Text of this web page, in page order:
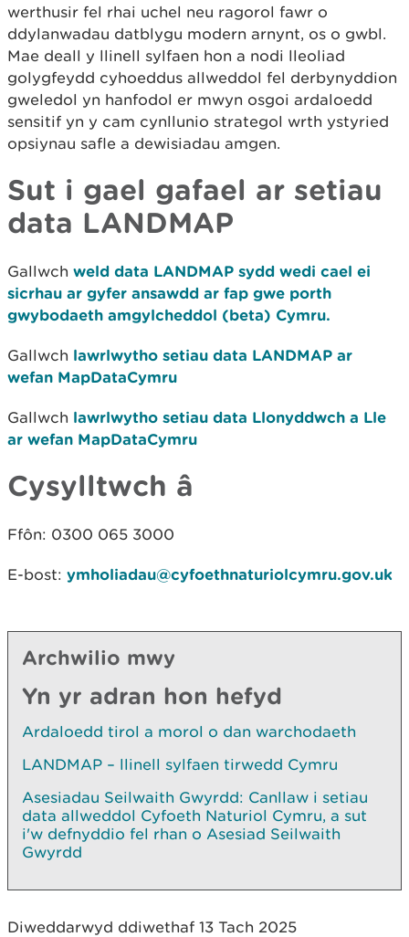
werthusir fel rhai uchel neu ragorol fawr o
ddylanwadau datblygu modern arnynt, os o gwbl.
Mae deall y llinell sylfaen hon a nodi lleoliad
golygfeydd cyhoeddus allweddol fel derbynyddion
gweledol yn hanfodol er mwyn osgoi ardaloedd
sensitif yn y cam cynllunio strategol wrth ystyried
opsiynau safle a dewisiadau amgen.
Sut i gael gafael ar setiau
data LANDMAP
Gallwch weld data LANDMAP sydd wedi cael ei
sicrhau ar gyfer ansawdd ar fap gwe porth
gwybodaeth amgylcheddol (beta) Cymru.
Gallwch lawrlwytho setiau data LANDMAP ar
wefan MapDataCymru
Gallwch lawrlwytho setiau data Llonyddwch a Lle
ar wefan MapDataCymru
Cysylltwch â
Ffôn: 0300 065 3000
E-bost: ymholiadau@cyfoethnaturiolcymru.gov.uk
Archwilio mwy
Yn yr adran hon hefyd
Ardaloedd tirol a morol o dan warchodaeth
LANDMAP – llinell sylfaen tirwedd Cymru
Asesiadau Seilwaith Gwyrdd: Canllaw i setiau
data allweddol Cyfoeth Naturiol Cymru, a sut
i'w defnyddio fel rhan o Asesiad Seilwaith
Gwyrdd
Diweddarwyd ddiwethaf 13 Tach 2025